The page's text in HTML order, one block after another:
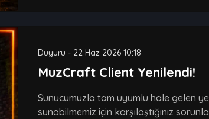
Duyuru - 22 Haz 2026 10:18
MuzCraft Client Yenilendi!
Sunucumuzla tam uyumlu hale gelen
sunabilmemiz için karşılaştığınız